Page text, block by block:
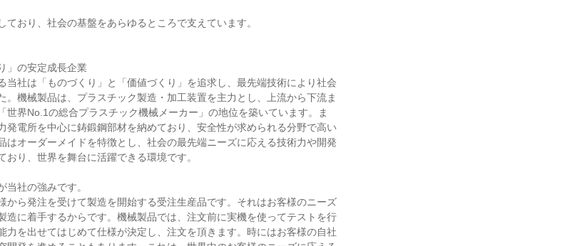
ており、社会の基盤をあらゆるところで支えています。
」の安定成長企業
当社は「ものづくり」と「価値づくり」を追求し、最先端技術により社会
。機械製品は、プラスチック製造・加工装置を主力とし、上流から下流ま
世界No.1の総合プラスチック機械メーカー」の地位を築いています。ま
発電所を中心に鋳鍛鋼部材を納めており、安全性が求められる分野で高い
はオーダーメイドを特徴とし、社会の最先端ニーズに応える技術力や開発
おり、世界を舞台に活躍できる環境です。
社の強みです。
から発注を受けて製造を開始する受注生産品です。それはお客様のニーズ
造に着手するからです。機械製品では、注文前に実機を使ってテストを行
力を出せてはじめて仕様が決定し、注文を頂きます。時にはお客様の自社